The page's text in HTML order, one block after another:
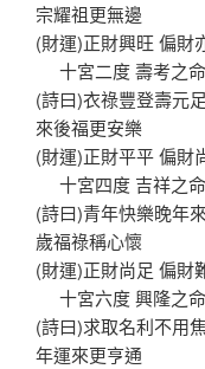
宗耀祖更無邊
(財運)正財興旺 偏財
十宮二度 壽考之命
(詩曰)衣祿豐登壽元
來後福更安樂
(財運)正財平平 偏財
十宮四度 吉祥之命
(詩曰)青年快樂晚年
歲福祿稱心懷
(財運)正財尚足 偏財
十宮六度 興隆之命
(詩曰)求取名利不用
年運來更亨通